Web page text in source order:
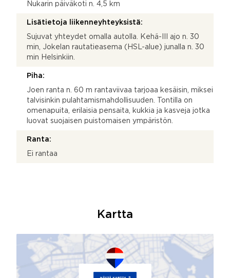
Nukarin päiväkoti n. 4,5 km
Lisätietoja liikenneyhteyksistä:
Sujuvat yhteydet omalla autolla. Kehä-III ajo n. 30
min, Jokelan rautatieasema (HSL-alue) junalla n. 30
min Helsinkiin.
Piha:
Joen ranta n. 60 m rantaviivaa tarjoaa kesäisin, miksei
talvisinkin pulahtamismahdollisuuden. Tontilla on
omenapuita, erilaisia pensaita, kukkia ja kasveja jotka
luovat suojaisen puistomaisen ympäristön.
Ranta:
Ei rantaa
Kartta